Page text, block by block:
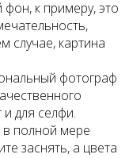
к примеру, это
случае, картина
фотограф
и для селфи.
полной мере
заснять, а цвета